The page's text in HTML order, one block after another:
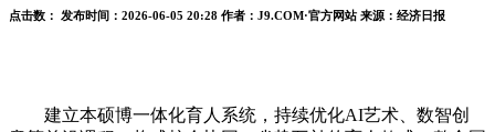
点击数： 发布时间： 2026-06-05 20:28 作者： J9.COM·官方网站 来源： 经济日报
建立本硕博一体化育人系统，持续优化AI艺术、数智创